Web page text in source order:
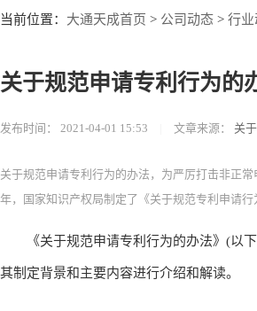
当前位置： 大通天成首页 > 公司动态 > 行
关于规范申请专利行为的
发布时间： 2021-04-01 15:53 文章来源： 关
关于规范申请专利行为的办法，为严厉打击非正
年，国家知识产权局制定了《关于规范专利申请行
《关于规范申请专利行为的办法》(以下
其制定背景和主要内容进行介绍和解读。